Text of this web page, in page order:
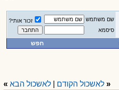
שם משתמש
זכור אותי?
סיסמא
חפש
« לאשכול הקודם לאשכול הבא »